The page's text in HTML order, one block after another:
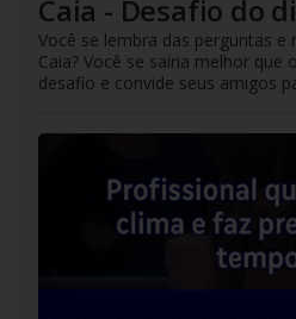
Caia - Desafio do
Você se lembra das perguntas
Caia? Você se sairia melhor que
desafio e convide seus amigos